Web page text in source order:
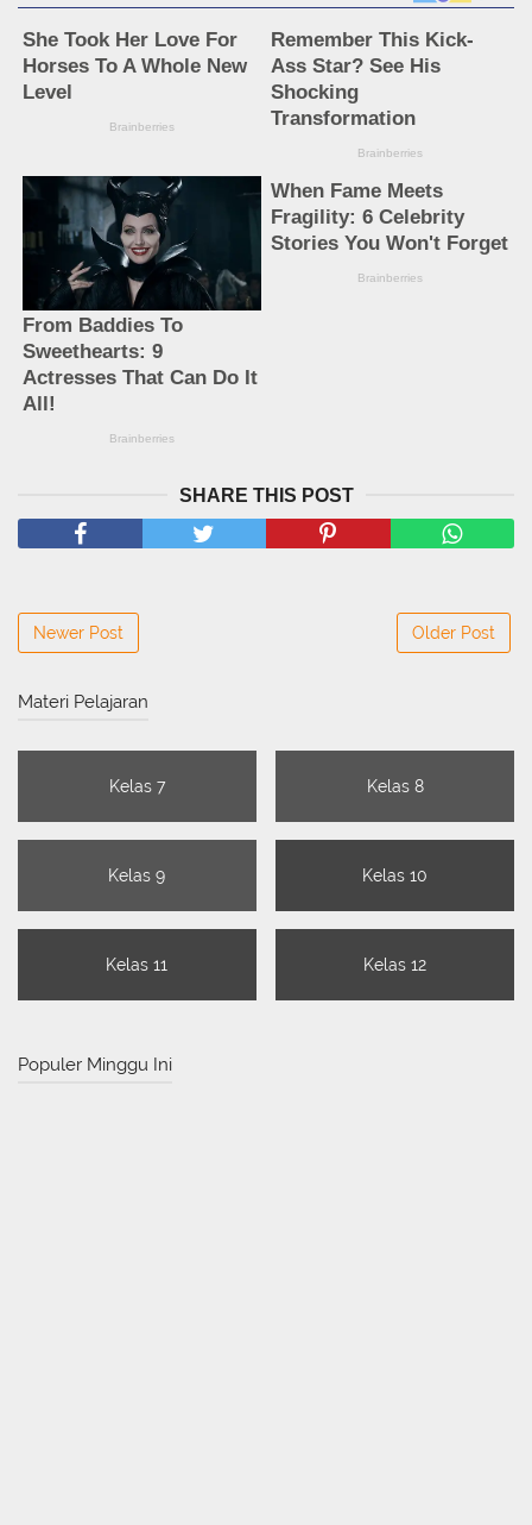
SHARE THIS POST
Newer Post Older Post
Materi Pelajaran
Kelas 7 Kelas 8
Kelas 9 Kelas 10
Kelas 11 Kelas 12
Populer Minggu Ini